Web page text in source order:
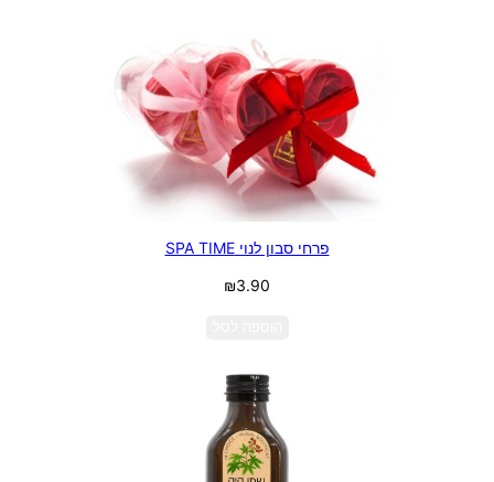
פרחי סבון לנוי SPA TIME
₪3.90